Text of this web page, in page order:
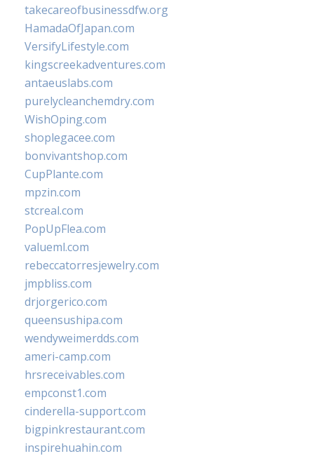
takecareofbusinessdfw.org
HamadaOfJapan.com
VersifyLifestyle.com
kingscreekadventures.com
antaeuslabs.com
purelycleanchemdry.com
WishOping.com
shoplegacee.com
bonvivantshop.com
CupPlante.com
mpzin.com
stcreal.com
PopUpFlea.com
valueml.com
rebeccatorresjewelry.com
jmpbliss.com
drjorgerico.com
queensushipa.com
wendyweimerdds.com
ameri-camp.com
hrsreceivables.com
empconst1.com
cinderella-support.com
bigpinkrestaurant.com
inspirehuahin.com